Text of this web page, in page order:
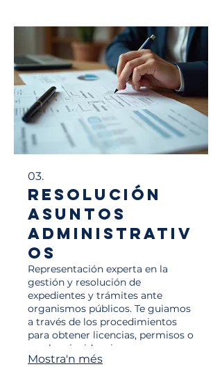
03.
Resolución
Asuntos
Administrativ
os
Representación experta en la
gestión y resolución de
expedientes y trámites ante
organismos públicos. Te guiamos
a través de los procedimientos
para obtener licencias, permisos o
resolver incidencias
administrativas.
Mostra'n més